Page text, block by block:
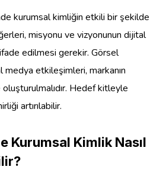
kurumsal kimliğin etkili bir şekilde
misyonu ve vizyonunun dijital
edilmesi gerekir. Görsel
medya etkileşimleri, markanın
Hedef kitleyle
artırılabilir.
Kurumsal Kimlik Nasıl